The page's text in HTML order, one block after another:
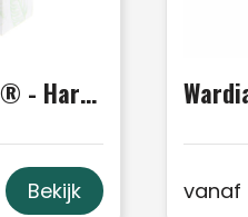
Message Printz® - Hartjesplant
Bekijk vanaf